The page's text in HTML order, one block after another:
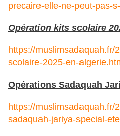
precaire-elle-ne-peut-pas-
Opération kits scolaire
https://muslimsadaquah.fr/
scolaire-2025-en-
Opérations Sadaquah
https://muslimsadaquah.fr/
sadaquah-jariya-special-